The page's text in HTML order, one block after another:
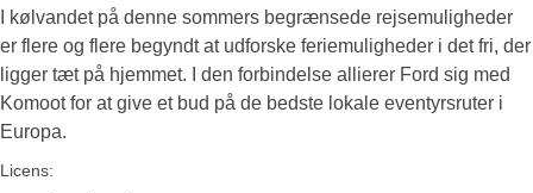
I kølvandet på denne sommers begrænsede rejsemuligheder
er flere og flere begyndt at udforske feriemuligheder i det fri, der
ligger tæt på hjemmet. I den forbindelse allierer Ford sig med
Komoot for at give et bud på de bedste lokale eventyrsruter i
Europa.
Ford Motor Company
Licens: